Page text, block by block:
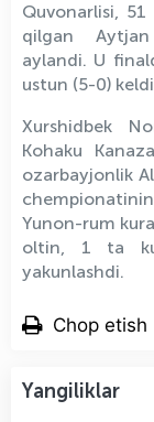
Quvonarlisi,
qilgan
aylandi. U
ustun (5-0)
Xurshidbek
Kohaku
ozarbayjonlik
Yunon-rum
oltin, 1 ta
yakunlashdi.
Chop etish
Yangiliklar